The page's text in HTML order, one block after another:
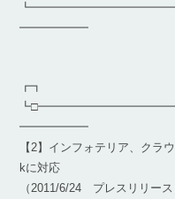
━━━━━━
┏┓
━━━━━━
【2】インフォテリア、クラ
kに対応
（2011/6/24 プレスリリース